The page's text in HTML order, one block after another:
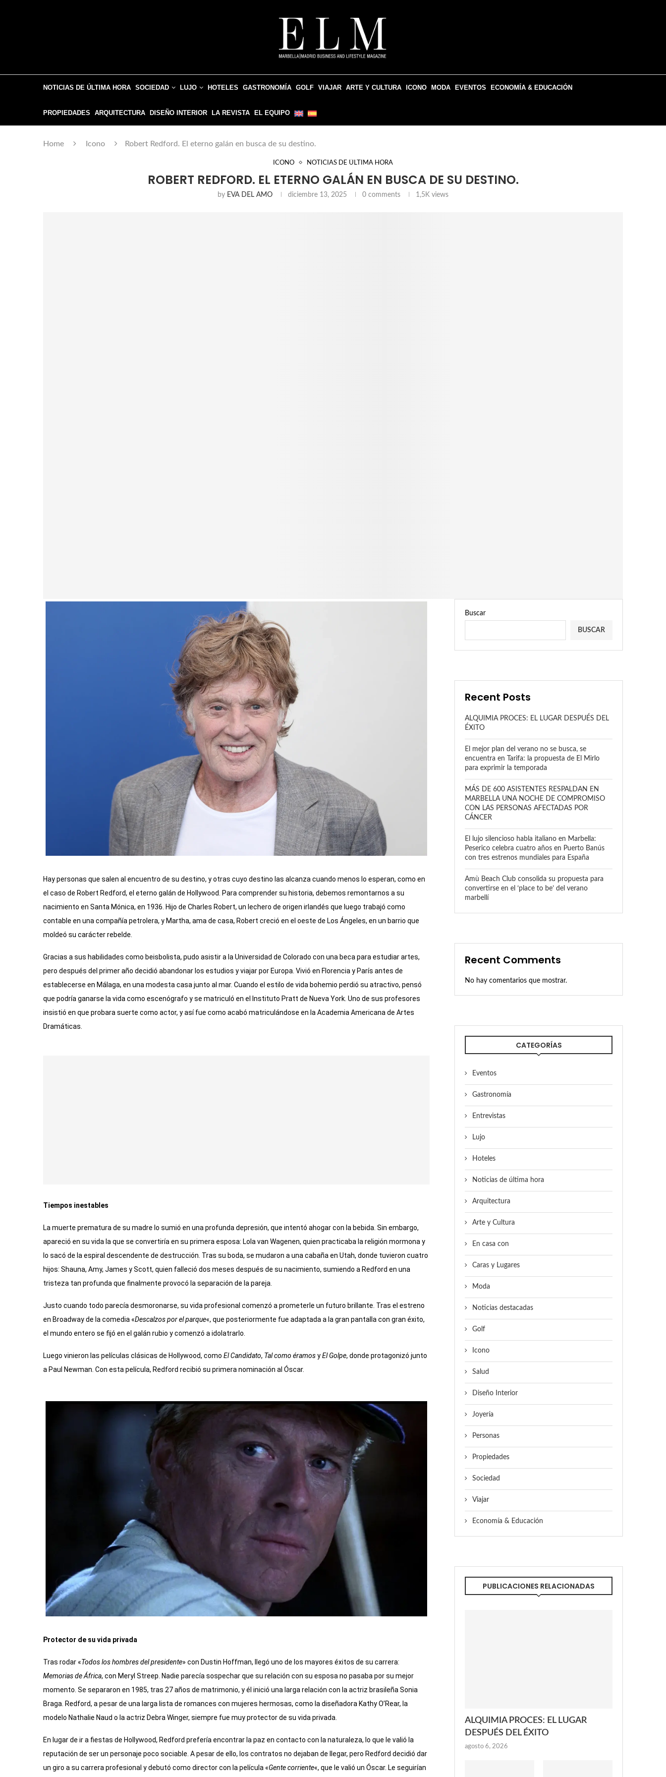
NOTICIAS DE ÚLTIMA HORA SOCIEDAD LUJO HOTELES GASTRONOMÍA GOLF VIAJAR ARTE Y CULTURA ICONO MODA EVENTOS ECONOMÍA & EDUCACIÓN
PROPIEDADES ARQUITECTURA DISEÑO INTERIOR LA REVISTA EL EQUIPO
Home Icono Robert Redford. El eterno galán en busca de su destino.
ICONO NOTICIAS DE ÚLTIMA HORA
ROBERT REDFORD. EL ETERNO GALÁN EN BUSCA DE SU DESTINO.
by EVA DEL AMO diciembre 13, 2025 0 comments 1,5K views
Hay personas que salen al encuentro de su destino, y otras cuyo destino las alcanza cuando menos lo esperan, como en
el caso de Robert Redford, el eterno galán de Hollywood. Para comprender su historia, debemos remontarnos a su
nacimiento en Santa Mónica, en 1936. Hijo de Charles Robert, un lechero de origen irlandés que luego trabajó como
contable en una compañía petrolera, y Martha, ama de casa, Robert creció en el oeste de Los Ángeles, en un barrio que
moldeó su carácter rebelde.
Gracias a sus habilidades como beisbolista, pudo asistir a la Universidad de Colorado con una beca para estudiar artes,
pero después del primer año decidió abandonar los estudios y viajar por Europa. Vivió en Florencia y París antes de
establecerse en Málaga, en una modesta casa junto al mar. Cuando el estilo de vida bohemio perdió su atractivo, pensó
que podría ganarse la vida como escenógrafo y se matriculó en el Instituto Pratt de Nueva York. Uno de sus profesores
insistió en que probara suerte como actor, y así fue como acabó matriculándose en la Academia Americana de Artes
Dramáticas.
Tiempos inestables
La muerte prematura de su madre lo sumió en una profunda depresión, que intentó ahogar con la bebida. Sin embargo,
apareció en su vida la que se convertiría en su primera esposa: Lola van Wagenen, quien practicaba la religión mormona y
lo sacó de la espiral descendente de destrucción. Tras su boda, se mudaron a una cabaña en Utah, donde tuvieron cuatro
hijos: Shauna, Amy, James y Scott, quien falleció dos meses después de su nacimiento, sumiendo a Redford en una
tristeza tan profunda que finalmente provocó la separación de la pareja.
Justo cuando todo parecía desmoronarse, su vida profesional comenzó a prometerle un futuro brillante. Tras el estreno
en Broadway de la comedia «Descalzos por el parque«, que posteriormente fue adaptada a la gran pantalla con gran éxito,
el mundo entero se fijó en el galán rubio y comenzó a idolatrarlo.
Luego vinieron las películas clásicas de Hollywood, como El Candidato, Tal como éramosyEl Golpe, donde protagonizó junto
a Paul Newman. Con esta película, Redford recibió su primera nominación al Óscar.
Protector de su vida privada
Tras rodar «Todos los hombres del presidente» con Dustin Hoffman, llegó uno de los mayores éxitos de su carrera:
Memorias de África, con Meryl Streep. Nadie parecía sospechar que su relación con su esposa no pasaba por su mejor
momento. Se separaron en 1985, tras 27 años de matrimonio, y él inició una larga relación con la actriz brasileña Sonia
Braga. Redford, a pesar de una larga lista de romances con mujeres hermosas, como la diseñadora Kathy O’Rear, la
modelo Nathalie Naud o la actriz Debra Winger, siempre fue muy protector de su vida privada.
En lugar de ir a fiestas de Hollywood, Redford prefería encontrar la paz en contacto con la naturaleza, lo que le valió la
reputación de ser un personaje poco sociable. A pesar de ello, los contratos no dejaban de llegar, pero Redford decidió dar
un giro a su carrera profesional y debutó como director con la película «Gente corriente«, que le valió un Óscar. Le seguirían
Buscar
BUSCAR
Recent Posts
ALQUIMIA PROCES: EL LUGAR DESPUÉS DEL
ÉXITO
El mejor plan del verano no se busca, se
encuentra en Tarifa: la propuesta de El Mirlo
para exprimir la temporada
MÁS DE 600 ASISTENTES RESPALDAN EN
MARBELLA UNA NOCHE DE COMPROMISO
CON LAS PERSONAS AFECTADAS POR
CÁNCER
El lujo silencioso habla italiano en Marbella:
Peserico celebra cuatro años en Puerto Banús
con tres estrenos mundiales para España
Amù Beach Club consolida su propuesta para
convertirse en el ‘place to be’ del verano
marbellí
Recent Comments
No hay comentarios que mostrar.
CATEGORÍAS
Eventos
Gastronomía
Entrevistas
Lujo
Hoteles
Noticias de última hora
Arquitectura
Arte y Cultura
En casa con
Caras y Lugares
Moda
Noticias destacadas
Golf
Icono
Salud
Diseño Interior
Joyería
Personas
Propiedades
Sociedad
Viajar
Economía & Educación
PUBLICACIONES RELACIONADAS
ALQUIMIA PROCES: EL LUGAR
DESPUÉS DEL ÉXITO
agosto 6, 2026